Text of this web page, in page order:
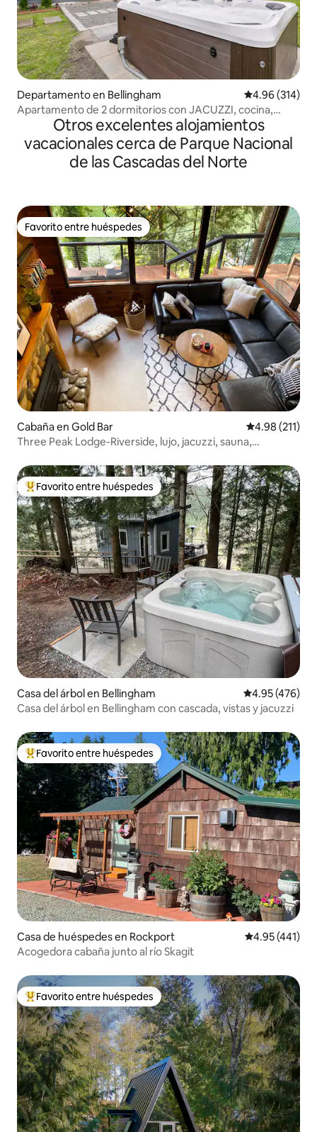
Departamento en Bellingham Calificación
4.96 (314)
Apartamento de 2 dormitorios con JACUZZI, cocina,
lavandería y aire acondicionado
Otros excelentes alojamientos
vacacionales cerca de Parque Nacional
de las Cascadas del Norte
Favorito entre huéspedes
Favorito entre huéspedes
Cabaña en Gold Bar Calificación
4.98 (211)
Three Peak Lodge-Riverside, lujo, jacuzzi, sauna,
De los mejores en Favorito entre huéspedes
Favorito entre huéspedes
Casa del árbol en Bellingham Calificación
4.95 (476)
Casa del árbol en Bellingham con cascada, vistas y jacuzzi
De los mejores en Favorito entre huéspedes
Favorito entre huéspedes
Casa de huéspedes en Rockport Calificación
4.95 (441)
Acogedora cabaña junto al río Skagit
De los mejores en Favorito entre huéspedes
Favorito entre huéspedes